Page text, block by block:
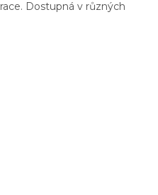
Dostupná v různých